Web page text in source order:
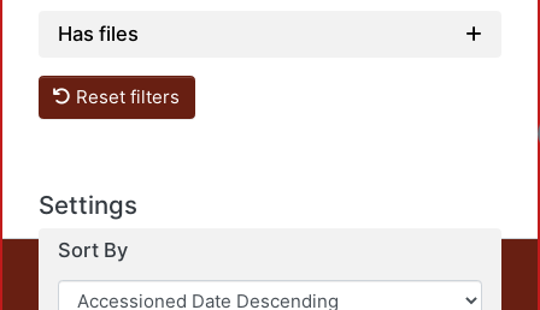
Has files
Reset filters
Settings
Sort By
unrestricted open access, the teaching and research